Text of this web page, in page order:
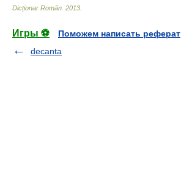
Dicționar Român 2013
Игры ⚽
Поможем написать реферат
decanta